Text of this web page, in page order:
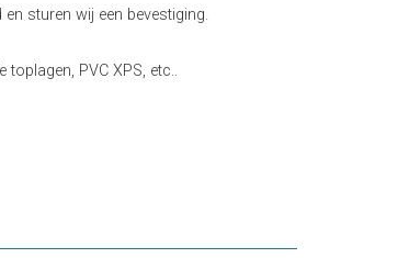
sturen wij een bevestiging.
PVC XPS, etc..